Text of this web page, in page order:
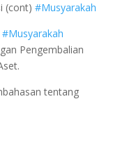
(cont) #Musyarakah
#Musyarakah
Pengembalian
tentang